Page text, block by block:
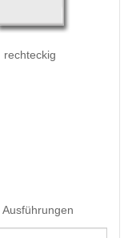
rechteckig